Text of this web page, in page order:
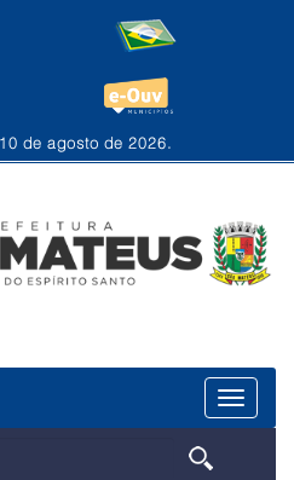
de agosto de 2026.
Menu